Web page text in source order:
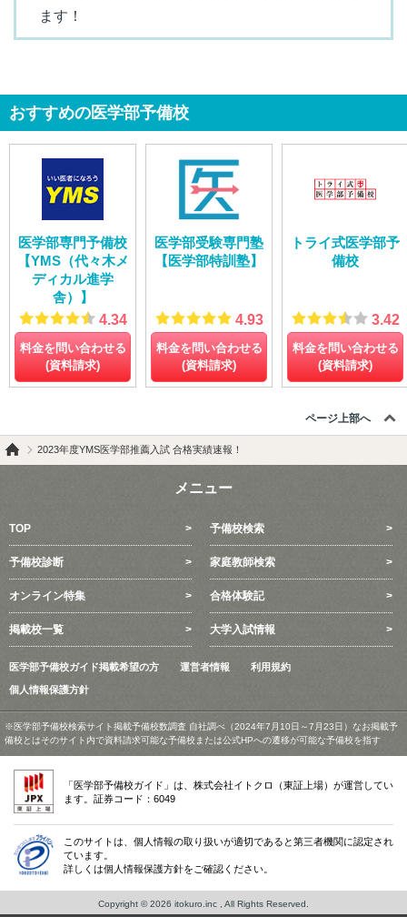
ます！
おすすめの医学部予備校
医学部専門予備校
【YMS（代々木メ
ディカル進学
舎）】
4.34
料金を問い合わせる
(資料請求)
医学部受験専門塾
【医学部特訓塾】
4.93
料金を問い合わせる
(資料請求)
トライ式医学部予
備校
3.42
料金を問い合わせる
(資料請求)
ページ上部へ
2023年度YMS医学部推薦入試 合格実績速報！
メニュー
TOP 予備校検索
予備校診断 家庭教師検索
オンライン特集 合格体験記
掲載校一覧 大学入試情報
医学部予備校ガイド掲載希望の方 運営者情報 利用規約
個人情報保護方針
※医学部予備校検索サイト掲載予備校数調査 自社調べ（2024年7月10日～7月23日）なお掲載予
備校とはそのサイト内で資料請求可能な予備校または公式HPへの遷移が可能な予備校を指す
「医学部予備校ガイド」は、株式会社イトクロ（東証上場）が運営してい
ます。証券コード：6049
このサイトは、個人情報の取り扱いが適切であると第三者機関に認定され
ています。
詳しくは個人情報保護方針をご確認ください。
Copyright © 2026 itokuro.inc , All Rights Reserved.